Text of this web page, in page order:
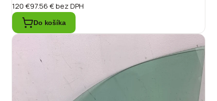
120 €97.56 €bez DPH
Do košíka